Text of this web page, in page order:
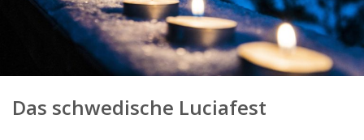
Das schwedische Luciafest